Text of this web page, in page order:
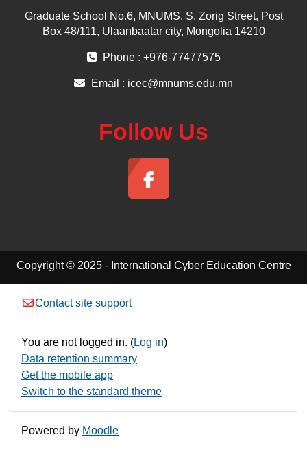
Graduate School No.6, MNUMS, S. Zorig Street, Post
Box 48/111, Ulaanbaatar city, Mongolia 14210
Phone : +976-77477575
Email : icec@mnums.edu.mn
Follow Us
Copyright © 2025 - International Cyber Education Centre
Contact site support
You are not logged in. (Log in)
Data retention summary
Get the mobile app
Switch to the standard theme
Powered by Moodle